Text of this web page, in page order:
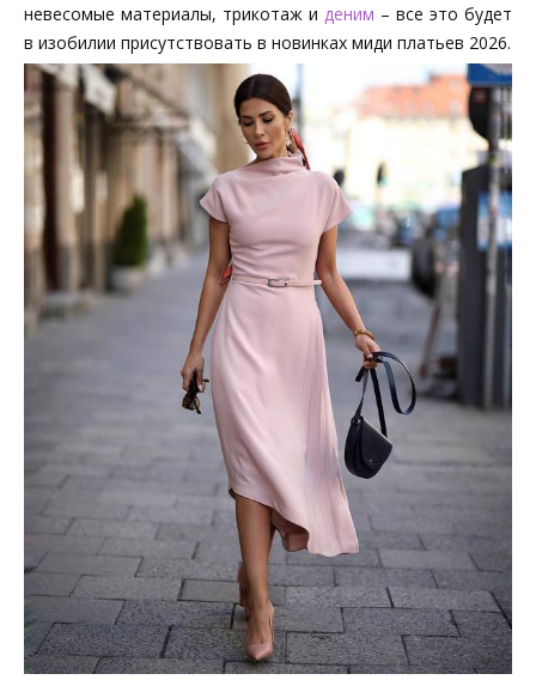
невесомые материалы, трикотаж и деним – все это будет
в изобилии присутствовать в новинках миди платьев 2026.